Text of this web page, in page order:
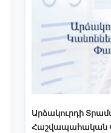
Արձակուրդի
Հաշվապահական